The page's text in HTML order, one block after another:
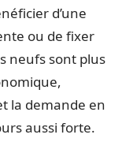
d’une
ou de fixer
neufs sont plus
la demande en
aussi forte.